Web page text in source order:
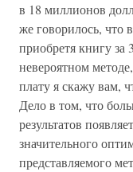
в 18 миллионов
же говорилось, что
приобретя книгу за
невероятном
плату я скажу вам,
Дело в том, что
результатов
значительного
представляемого